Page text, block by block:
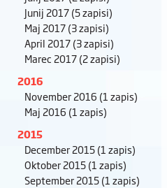
Junij 2017(5 zapisi)
Maj 2017(3 zapisi)
April 2017(3 zapisi)
Marec 2017(2 zapisi)
2016
November 2016 (1 zapis)
Maj 2016 (1 zapis)
2015
December 2015(1 zapis)
Oktober 2015(1 zapis)
September 2015(1 zapis)